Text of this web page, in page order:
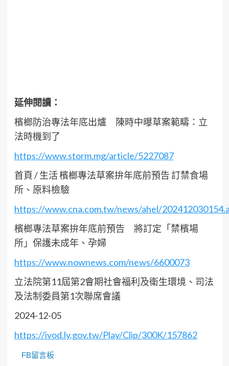
延伸閱讀：
檳榔防治專法年底出爐 陳時中曝草案範疇：立
法時機到了
https://www.storm.mg/article/5227087
首頁 / 生活 檳榔專法草案拚年底前預告 訂禁食場
所、原料檢驗
https://www.cna.com.tw/news/ahel/
檳榔專法草案拚年底前預告 將訂定「禁檳場
所」保護未成年、孕婦
https://www.nownews.com/news/6600073
立法院第11屆第2會期社會福利及衛生環境、司法
及法制委員第1次聯席會議
2024-12-05
https://ivod.ly.gov.tw/Play/Clip/300K/157862
FB留言板